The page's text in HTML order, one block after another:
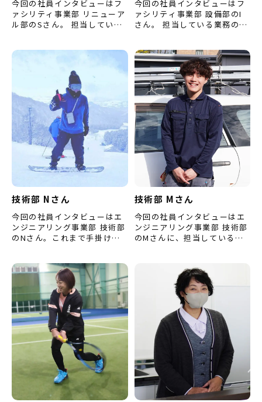
今回の社員インタビューはフ
ァシリティ事業部 リニューア
ル部のSさん。 担当している
お聞きしました。 （※内容…
今回の社員インタビューはフ
ァシリティ事業部 設備部のI
さん。 担当している業務のこ
た。 （※内容は取材当時の…
技術部 Nさん
今回の社員インタビューはエ
ンジニアリング事業部 技術部
のNさん。これまで手掛けて
た。Nさんのストイックさが
技術部 Mさん
今回の社員インタビューはエ
ンジニアリング事業部 技術部
のMさんに、担当している業
した。 （※内容は取材当時